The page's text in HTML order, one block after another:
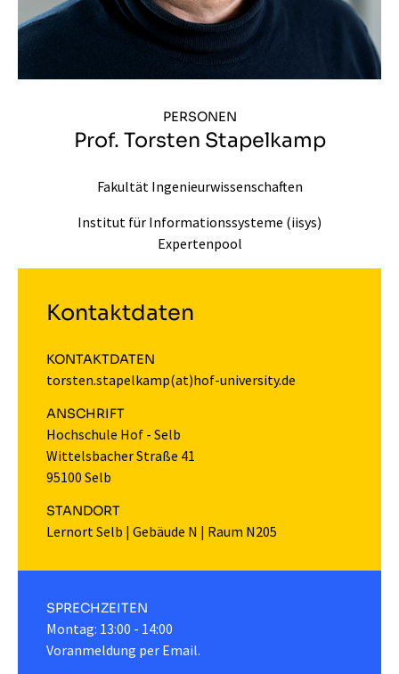
PERSONEN
Prof. Torsten Stapelkamp
Fakultät Ingenieurwissenschaften
Institut für Informationssysteme (iisys)
Expertenpool
Kontaktdaten
KONTAKTDATEN
torsten.stapelkamp(at)hof-university.de
ANSCHRIFT
Hochschule Hof - Selb
Wittelsbacher Straße 41
95100 Selb
STANDORT
Lernort Selb | Gebäude N | Raum N205
SPRECHZEITEN
Montag: 13:00 - 14:00
Voranmeldung per Email.